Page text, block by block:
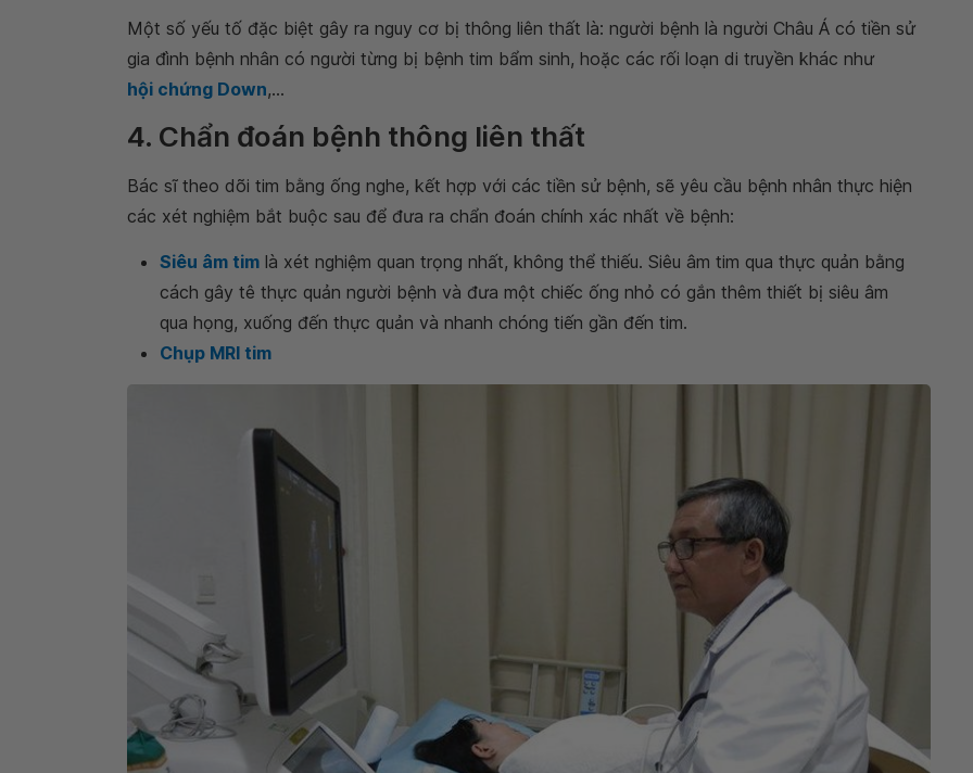
Một số yếu tố đặc biệt gây ra nguy cơ bị thông liên thất là: người bệnh là người Châu Á có tiền sử
gia đình bệnh nhân có người từng bị bệnh tim bẩm sinh, hoặc các rối loạn di truyền khác như
hội chứng Down,...
4. Chẩn đoán bệnh thông liên thất
Bác sĩ theo dõi tim bằng ống nghe, kết hợp với các tiền sử bệnh, sẽ yêu cầu bệnh nhân thực hiện
các xét nghiệm bắt buộc sau để đưa ra chẩn đoán chính xác nhất về bệnh:
Siêu âm tim là xét nghiệm quan trọng nhất, không thể thiếu. Siêu âm tim qua thực quản bằng
cách gây tê thực quản người bệnh và đưa một chiếc ống nhỏ có gắn thêm thiết bị siêu âm
qua họng, xuống đến thực quản và nhanh chóng tiến gần đến tim.
Chụp MRI tim